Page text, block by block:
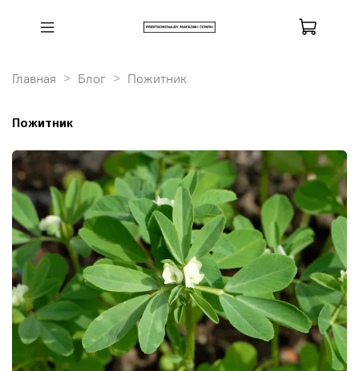
Главная Блог Пожитник
Пожитник